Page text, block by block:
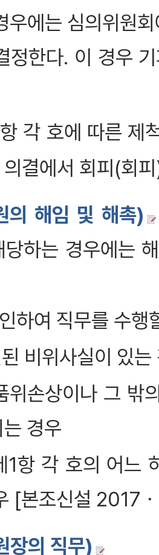
우에는 심의위원
정한다. 이 경우
각 호에 따른 제
의결에서 회피(회
의 해임 및 해촉)
하는 경우에는
하여 직무를 수행
비위사실이 있는
위손상이나 그 밖
경우
항 각 호의 어느
[본조신설 2017
장의 직무)